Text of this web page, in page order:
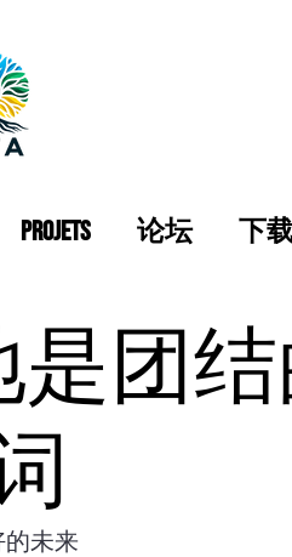
Projets 论坛 下
团
未来